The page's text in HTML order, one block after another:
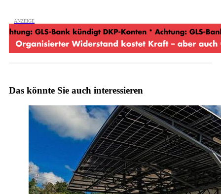
Das könnte Sie auch interessieren